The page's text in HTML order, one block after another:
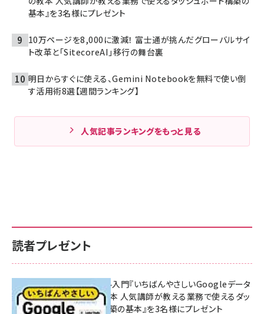
基本』を3名様にプレゼント
10万ページを8,000に激減！ 富士通が挑んだグローバルサイ
ト改革と「SitecoreAI」移行の舞台裏
明日からすぐに使える、Gemini Notebookを無料で使い倒
す活用術8選【週間ランキング】
人気記事ランキングをもっと見る
読者プレゼント
無料BIツール入門『いちばんやさしいGoogleデータ
ポータルの教本 人気講師が教える業務で使えるダッ
シュボード構築の基本』を3名様にプレゼント